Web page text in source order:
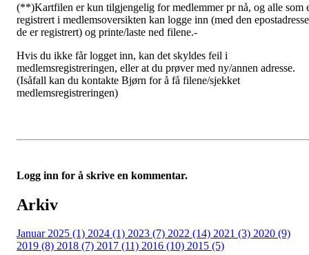
(**)Kartfilen er kun tilgjengelig for medlemmer pr nå, og alle som
registrert i medlemsoversikten kan logge inn (med den
de er registrert) og printe/laste ned filene.-
Hvis du ikke får logget inn, kan det skyldes feil i
medlemsregistreringen, eller at du prøver med ny/annen adresse.
(Isåfall kan du kontakte Bjørn for å få filene/sjekket
medlemsregistreringen)
Logg inn for å skrive en kommentar.
Arkiv
Januar 2025 (1) 2024 (1) 2023 (7) 2022 (14) 2021 (3) 2020 (9)
2019 (8) 2018 (7) 2017 (11) 2016 (10) 2015 (5)